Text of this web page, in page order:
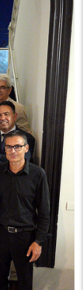
con el alcalde